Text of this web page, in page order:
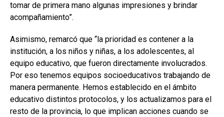
tomar de primera mano algunas impresiones y brindar
acompañamiento”.
Asimismo, remarcó que “la prioridad es contener a la
institución, a los niños y niñas, a los adolescentes, al
equipo educativo, que fueron directamente involucrados.
Por eso tenemos equipos socioeducativos trabajando de
manera permanente. Hemos establecido en el ámbito
educativo distintos protocolos, y los actualizamos para el
resto de la provincia, lo que implican acciones cuando se